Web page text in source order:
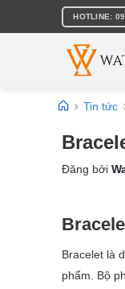
nội
HOTLINE:
Tin tức
Đăng bởi
Bracelet là
phẩm. Bộ